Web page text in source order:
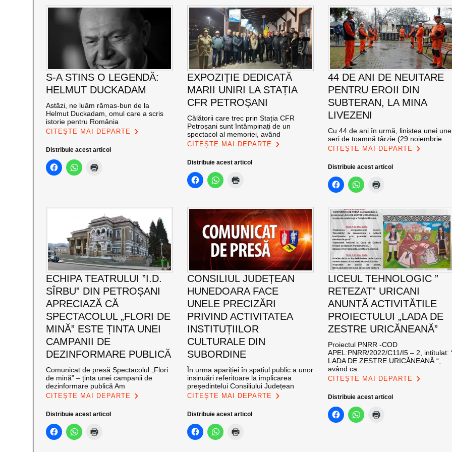
S-A STINS O LEGENDĂ:
HELMUT DUCKADAM
Astăzi, ne luăm rămas-bun de la
Helmut Duckadam, omul care a scris
istorie pentru România
CITEȘTE MAI DEPARTE
Distribuie acest articol
EXPOZIȚIE DEDICATĂ
MARII UNIRI LA STAȚIA
CFR PETROȘANI
Călătorii care trec prin Stația CFR
Petroșani sunt întâmpinați de un
spectacol al memoriei, având
CITEȘTE MAI DEPARTE
Distribuie acest articol
44 DE ANI DE NEUITARE
PENTRU EROII DIN
SUBTERAN, LA MINA
LIVEZENI
Cu 44 de ani în urmă, liniștea unei
seri de toamnă târzie (29 noiembrie
CITEȘTE MAI DEPARTE
Distribuie acest articol
ECHIPA TEATRULUI ”I.D.
SÎRBU” DIN PETROȘANI
APRECIAZĂ CĂ
SPECTACOLUL „FLORI DE
MINĂ” ESTE ȚINTA UNEI
CAMPANII DE
DEZINFORMARE PUBLICĂ
Comunicat de presă Spectacolul „Flori
de mină” – ținta unei campanii de
dezinformare publică Am
CITEȘTE MAI DEPARTE
Distribuie acest articol
CONSILIUL JUDEȚEAN
HUNEDOARA FACE
UNELE PRECIZĂRI
PRIVIND ACTIVITATEA
INSTITUȚIILOR
CULTURALE DIN
SUBORDINE
În urma apariției în spațiul public a unor
insinuări referitoare la implicarea
președintelui Consiliului Județean
CITEȘTE MAI DEPARTE
Distribuie acest articol
LICEUL TEHNOLOGIC ”
RETEZAT” URICANI
ANUNȚĂ ACTIVITĂȚILE
PROIECTULUI „LADA DE
ZESTRE URICĂNEANĂ”
Proiectul PNRR -COD
APEL:PNRR/2022/C11/I5 – 2, intitulat:
LADA DE ZESTRE URICĂNEANĂ “,
având ca
CITEȘTE MAI DEPARTE
Distribuie acest articol